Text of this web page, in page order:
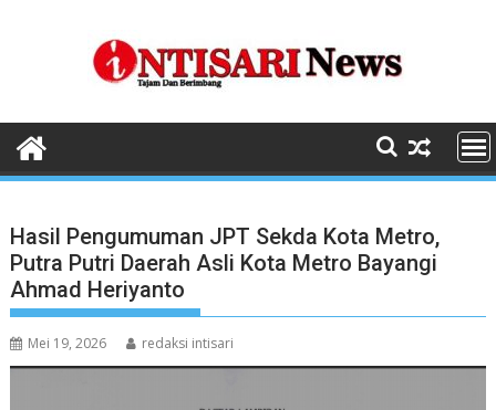
Hasil Pengumuman JPT Sekda Kota Metro,
Putra Putri Daerah Asli Kota Metro Bayangi
Ahmad Heriyanto
Mei 19, 2026 redaksi intisari